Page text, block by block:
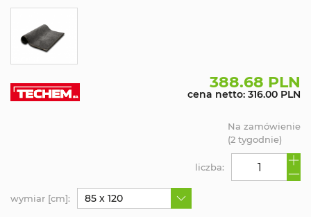
388.68 PLN
cena netto: 316.00 PLN
liczba:
Na zamówienie
(2 tygodnie)
wymiar [cm]: 85 x 120